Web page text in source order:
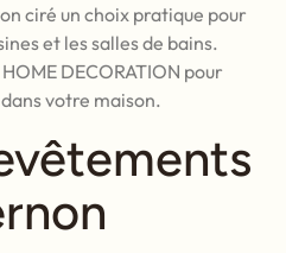
ciré un choix pratique pour
et les salles de bains.
DECORATION pour
votre maison.